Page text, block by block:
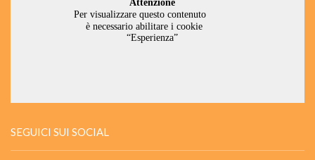
SEGUICI SUI SOCIAL